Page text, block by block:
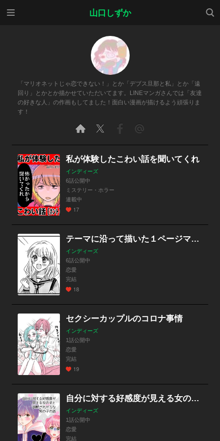
山口しずか
検索
「マリオネットじゃ恋できない！」とか「デブス旦那と私」とか「遠
回り」とかとか描かせていただいてます。LINEマンガさんでは「友達
の好きな人」の作画もしてました！面白い漫画が描けるよう頑張りま
す！
私が体験したこわい話を聞いてくれ
インディーズ
6話公開中
ミステリー・ホラー
連載中
17
テーマに沿って描いた１ページマンガたち
インディーズ
6話公開中
恋愛
完結
18
セクシーカップルのコロナ事情
インディーズ
1話公開中
恋愛
完結
19
自分に対する好感度が見える女の子と誤解されがちな男の子の話
インディーズ
1話公開中
恋愛
完結